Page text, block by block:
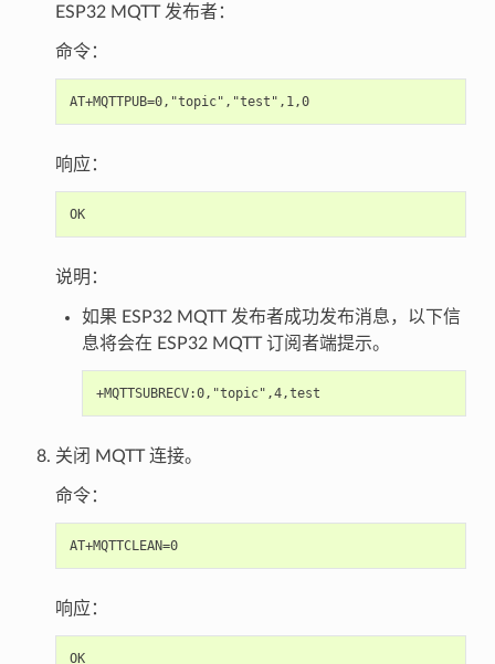
ESP32 MQTT 发布者：
命令：
AT+MQTTPUB=0,"topic","test",1,0
响应：
OK
说明：
如果 ESP32 MQTT 发布者成功发布消息，以下信
息将会在 ESP32 MQTT 订阅者端提示。
关闭 MQTT 连接。
命令：
AT+MQTTCLEAN=0
响应：
OK